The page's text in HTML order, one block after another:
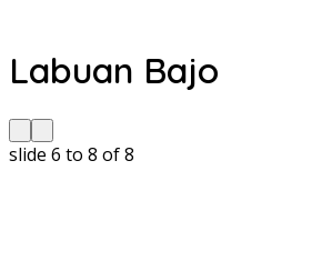
Labuan Bajo
slide 6 to 8 of 8